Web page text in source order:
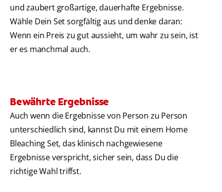
und zaubert großartige, dauerhafte Ergebnisse.
Wähle Dein Set sorgfältig aus und denke daran:
Wenn ein Preis zu gut aussieht, um wahr zu sein, ist
er es manchmal auch.
Bewährte Ergebnisse
Auch wenn die Ergebnisse von Person zu Person
unterschiedlich sind, kannst Du mit einem Home
Bleaching Set, das klinisch nachgewiesene
Ergebnisse verspricht, sicher sein, dass Du die
richtige Wahl triffst.